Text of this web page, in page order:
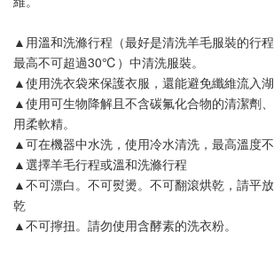
▲用溫和洗滌行程（最好是清洗羊毛服裝的行
最高不可超過30℃）中清洗服裝。
▲使用洗衣袋來保護衣服，還能避免纖維流入湖
▲使用可生物降解且不含碳氟化合物的清潔劑
用柔軟精。
▲可在機器中水洗，使用冷水清洗，最高溫度
▲選擇羊毛行程或溫和洗滌行程
▲不可漂白。不可熨燙。不可翻滾烘乾，請平
乾
▲不可擰扭。請勿使用含酵素的洗衣粉。